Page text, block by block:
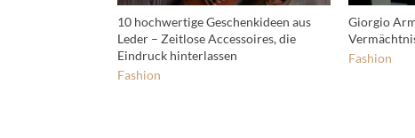
10 hochwertige Geschenkideen aus
Leder – Zeitlose Accessoires, die
Eindruck hinterlassen
Fashion
Giorgio
Fashion